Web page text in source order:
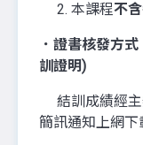
2. 本課程不
．證書核發方
訓證明)
結訓成績經主
簡訊通知上網下